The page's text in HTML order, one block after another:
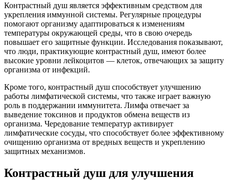
Контрастный душ является эффективным средством для
укрепления иммунной системы. Регулярные процедуры
помогают организму адаптироваться к изменениям
температуры окружающей среды, что в свою очередь
повышает его защитные функции. Исследования показывают,
что люди, практикующие контрастный душ, имеют более
высокие уровни лейкоцитов — клеток, отвечающих за защиту
организма от инфекций.
Кроме того, контрастный душ способствует улучшению
работы лимфатической системы, что также играет важную
роль в поддержании иммунитета. Лимфа отвечает за
выведение токсинов и продуктов обмена веществ из
организма. Чередование температур активирует
лимфатические сосуды, что способствует более эффективному
очищению организма от вредных веществ и укреплению
защитных механизмов.
Контрастный душ для улучшения